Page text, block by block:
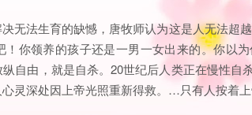
无法生育的缺憾，唐牧师认为这是人无法超
你领养的孩子还是一男一女出来的。你以
自由，就是自杀。20世纪后人类正在慢性自
灵深处因上帝光照重新得救。…只有人按着